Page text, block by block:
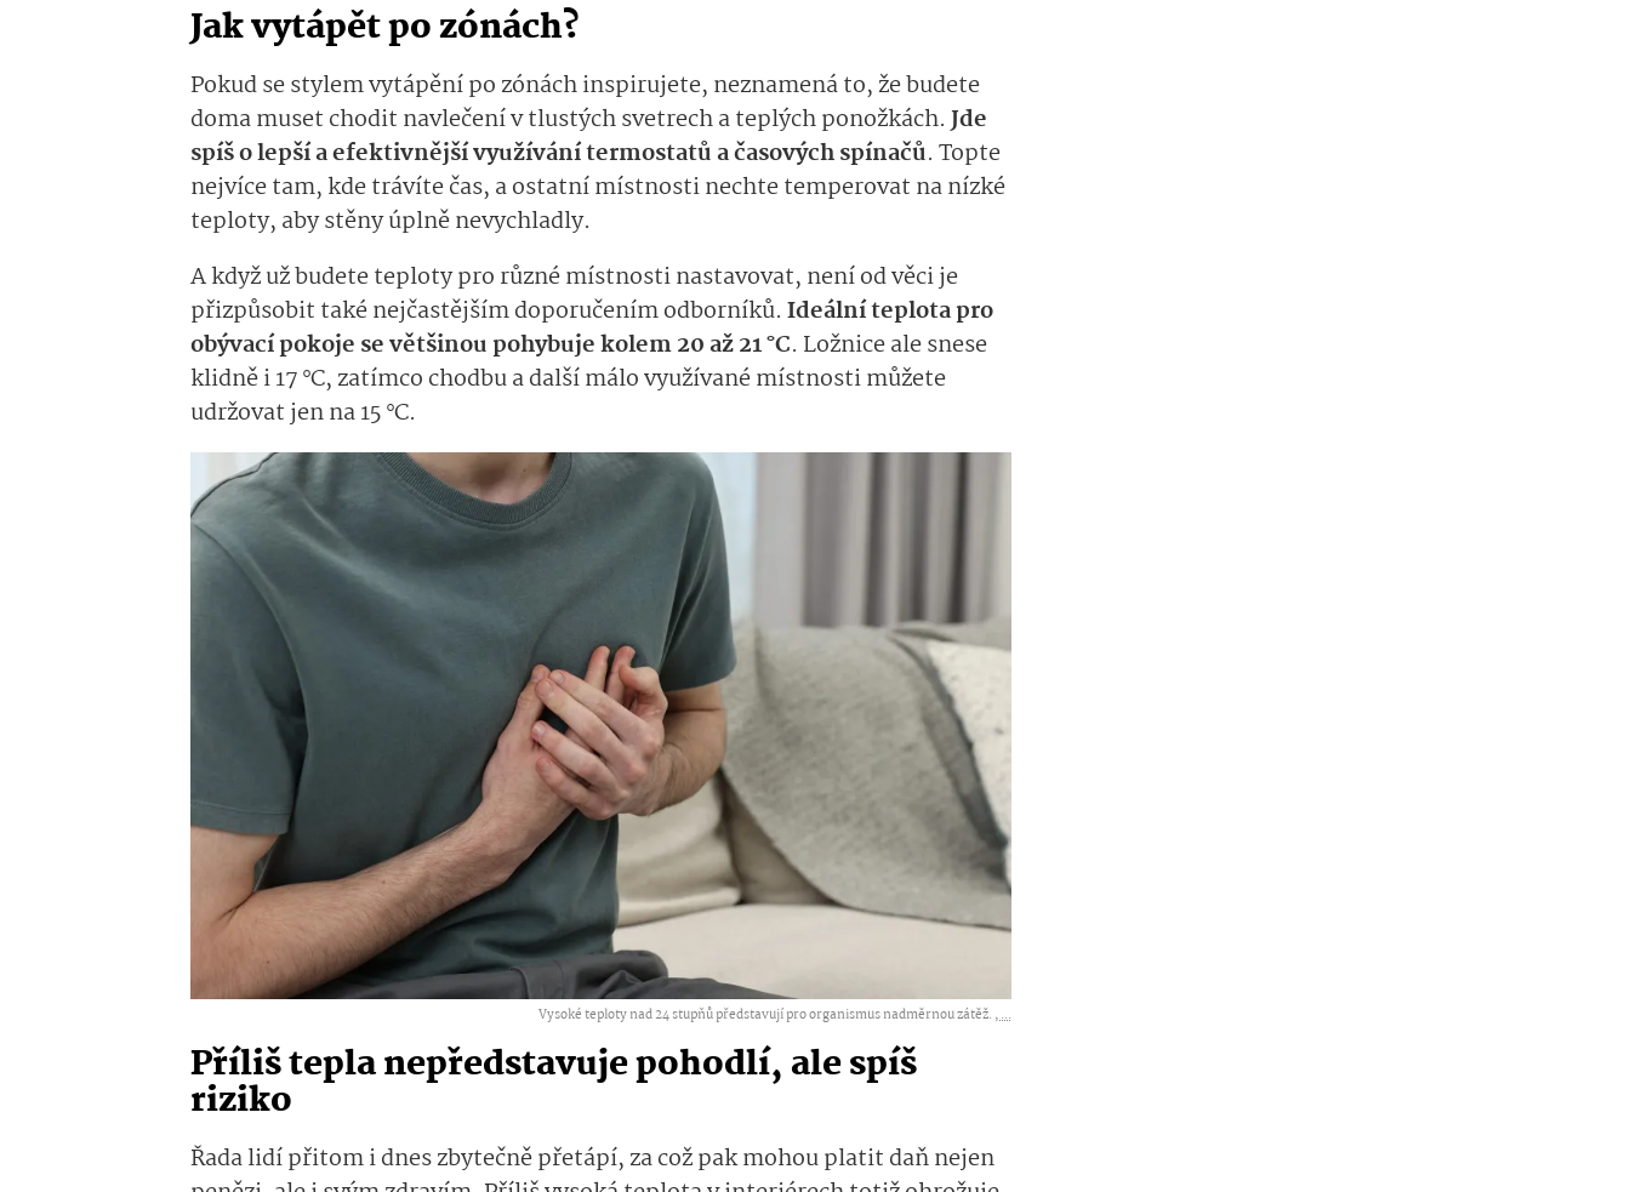
Jak vytápět po zónách?
Pokud se stylem vytápěnípo zónáchinspiru­jete, neznamená to, že budete
doma muset chodit navlečení vtlustýchsve­trech a teplých ponožkách.Jde
spíš o lepší a efektivnější využívání termostatůačasových spínačů. Topte
nejvíce tam, kde trávíte čas, a ostatní místnosti nechte temperovat na nízké
teploty, aby stěny úplně nevychladly.
A když už budete teploty pro různé místnosti nastavovat, není od věci je
přizpůsobit také nejčastějším doporučením odborníků. Ideální teplota pro
obývací pokoje se většinou pohybuje kolem 20 až 21°C. Ložnice alesnese
klidně i 17°C, zatímco chodbu a další málo využívané místnosti můžete
udržovat jen na 15 °C.
Vysoké teploty nad 24 stupňů představují pro organismus nadměrnou zátěž. ,...
Příliš tepla nepředstavuje pohodlí, ale spíš
riziko
Řada lidípřitom i dneszbytečně přetápí, za cožpakmohou­platit daň nejen